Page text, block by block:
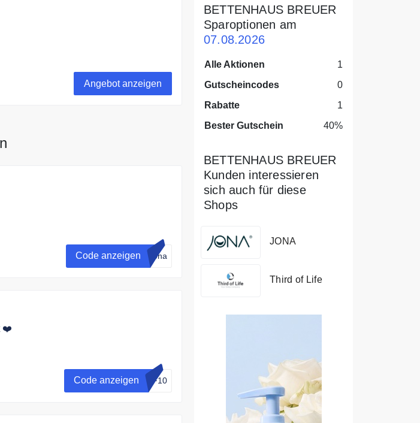
Angebot anzeigen
Code anzeigen Jona
❤️
Code anzeigen AF10
BETTENHAUS BREUER
Sparoptionen am
07.08.2026
Alle Aktionen
1
Gutscheincodes
0
Rabatte
1
Bester Gutschein
40%
BETTENHAUS BREUER
Kunden interessieren
sich auch für diese
Shops
JONA
Third of Life